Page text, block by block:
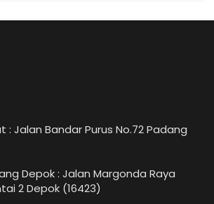
: Jalan Bandar Purus No.72 Padang
Depok : Jalan Margonda Raya
2 Depok (16423)